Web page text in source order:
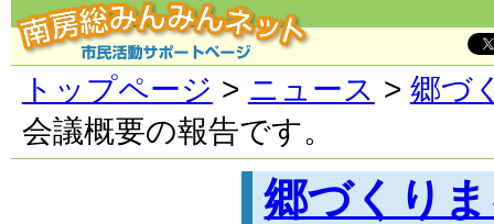
トップページ > ニュース > 郷づ
会議概要の報告です。
郷づくり